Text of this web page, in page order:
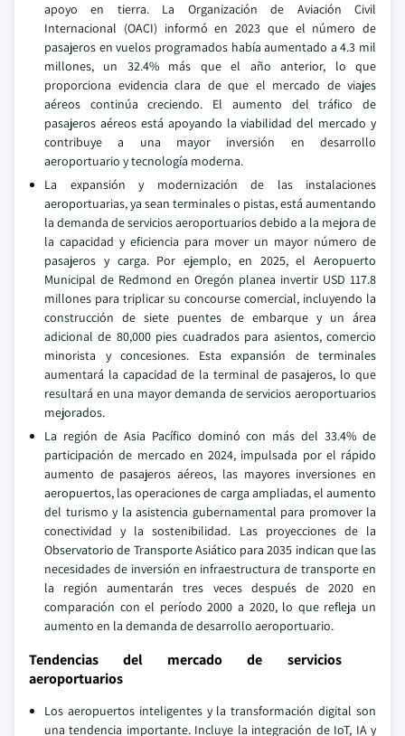
apoyo en tierra. La Organización de Aviación Civil
Internacional (OACI) informó en 2023 que el número de
pasajeros en vuelos programados había aumentado a 4.3 mil
millones, un 32.4% más que el año anterior, lo que
proporciona evidencia clara de que el mercado de viajes
aéreos continúa creciendo. El aumento del tráfico de
pasajeros aéreos está apoyando la viabilidad del mercado y
contribuye a una mayor inversión en desarrollo
aeroportuario y tecnología moderna.
La expansión y modernización de las instalaciones
aeroportuarias, ya sean terminales o pistas, está aumentando
la demanda de servicios aeroportuarios debido a la mejora de
la capacidad y eficiencia para mover un mayor número de
pasajeros y carga. Por ejemplo, en 2025, el Aeropuerto
Municipal de Redmond en Oregón planea invertir USD 117.8
millones para triplicar su concourse comercial, incluyendo la
construcción de siete puentes de embarque y un área
adicional de 80,000 pies cuadrados para asientos, comercio
minorista y concesiones. Esta expansión de terminales
aumentará la capacidad de la terminal de pasajeros, lo que
resultará en una mayor demanda de servicios aeroportuarios
mejorados.
La región de Asia Pacífico dominó con más del 33.4% de
participación de mercado en 2024, impulsada por el rápido
aumento de pasajeros aéreos, las mayores inversiones en
aeropuertos, las operaciones de carga ampliadas, el aumento
del turismo y la asistencia gubernamental para promover la
conectividad y la sostenibilidad. Las proyecciones de la
Observatorio de Transporte Asiático para 2035 indican que las
necesidades de inversión en infraestructura de transporte en
la región aumentarán tres veces después de 2020 en
comparación con el período 2000 a 2020, lo que refleja un
aumento en la demanda de desarrollo aeroportuario.
Tendencias del mercado de servicios
aeroportuarios
Los aeropuertos inteligentes y la transformación digital son
una tendencia importante. Incluye la integración de IoT, IA y